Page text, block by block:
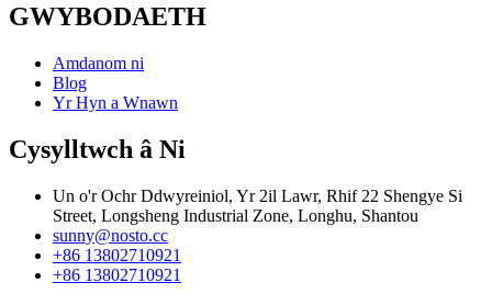
GWYBODAETH
Amdanom ni
Blog
Yr Hyn a Wnawn
Cysylltwch â Ni
Un o'r Ochr Ddwyreiniol, Yr 2il Lawr, Rhif 22 Shengye Si
Street, Longsheng Industrial Zone, Longhu, Shantou
sunny@nosto.cc
+86 13802710921
+86 13802710921